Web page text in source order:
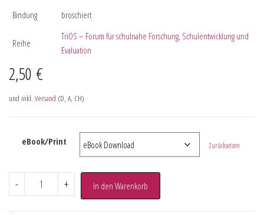
Bindung
broschiert
Reihe
TriOS – Forum für schulnahe Forschung, Schulentwicklung und
Evaluation
2,50 €
und inkl. Versand (D, A, CH)
eBook/Print Zurücksetzen
- + In den Warenkorb